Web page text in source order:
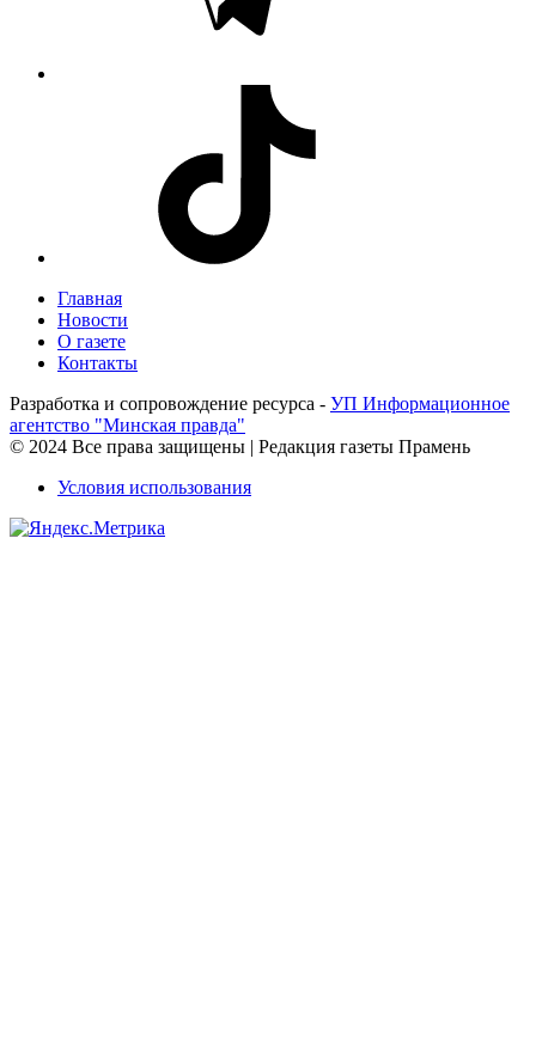
Главная
Новости
О газете
Контакты
Разработка и сопровождение ресурса - УП Информационное
агентство "Минская правда"
© 2024 Все права защищены | Редакция газеты Прамень
Условия использования